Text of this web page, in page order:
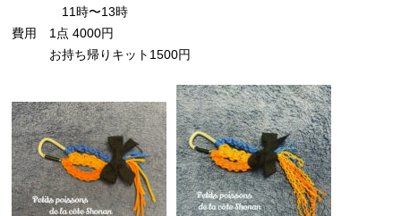
11時〜13時
費用 1点 4000円
お持ち帰りキット1500円